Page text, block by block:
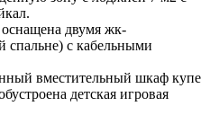
двумя жк-
спальне) с кабельными
вместительный шкаф купе
детская игровая